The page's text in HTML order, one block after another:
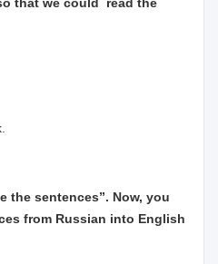
the sentences”. Now, you
from Russian into English